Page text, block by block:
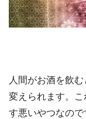
人間がお酒を飲
変えられます。
す悪いやつなの